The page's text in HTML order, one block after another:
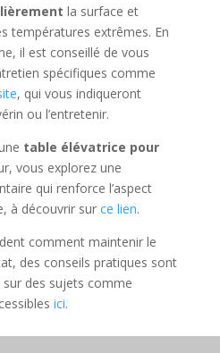
la surface et
températures extrêmes. En
il est conseillé de vous
spécifiques comme
, qui vous indiqueront
ou l’entretenir.
table élévatrice pour
vous explorez une
qui renforce l’aspect
à découvrir sur ce lien.
comment maintenir le
des conseils pratiques sont
des sujets comme
ici.